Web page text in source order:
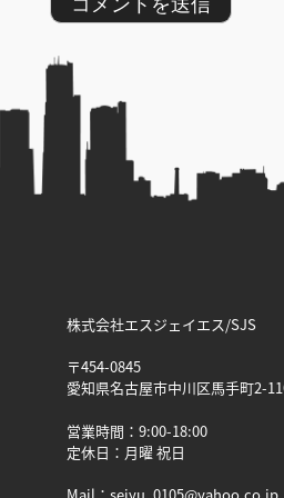
株式会社エスジェイエス/SJS
〒454-0845
愛知県名古屋市中川区馬手町2-
営業時間：9:00-18:00
定休日：月曜 祝日